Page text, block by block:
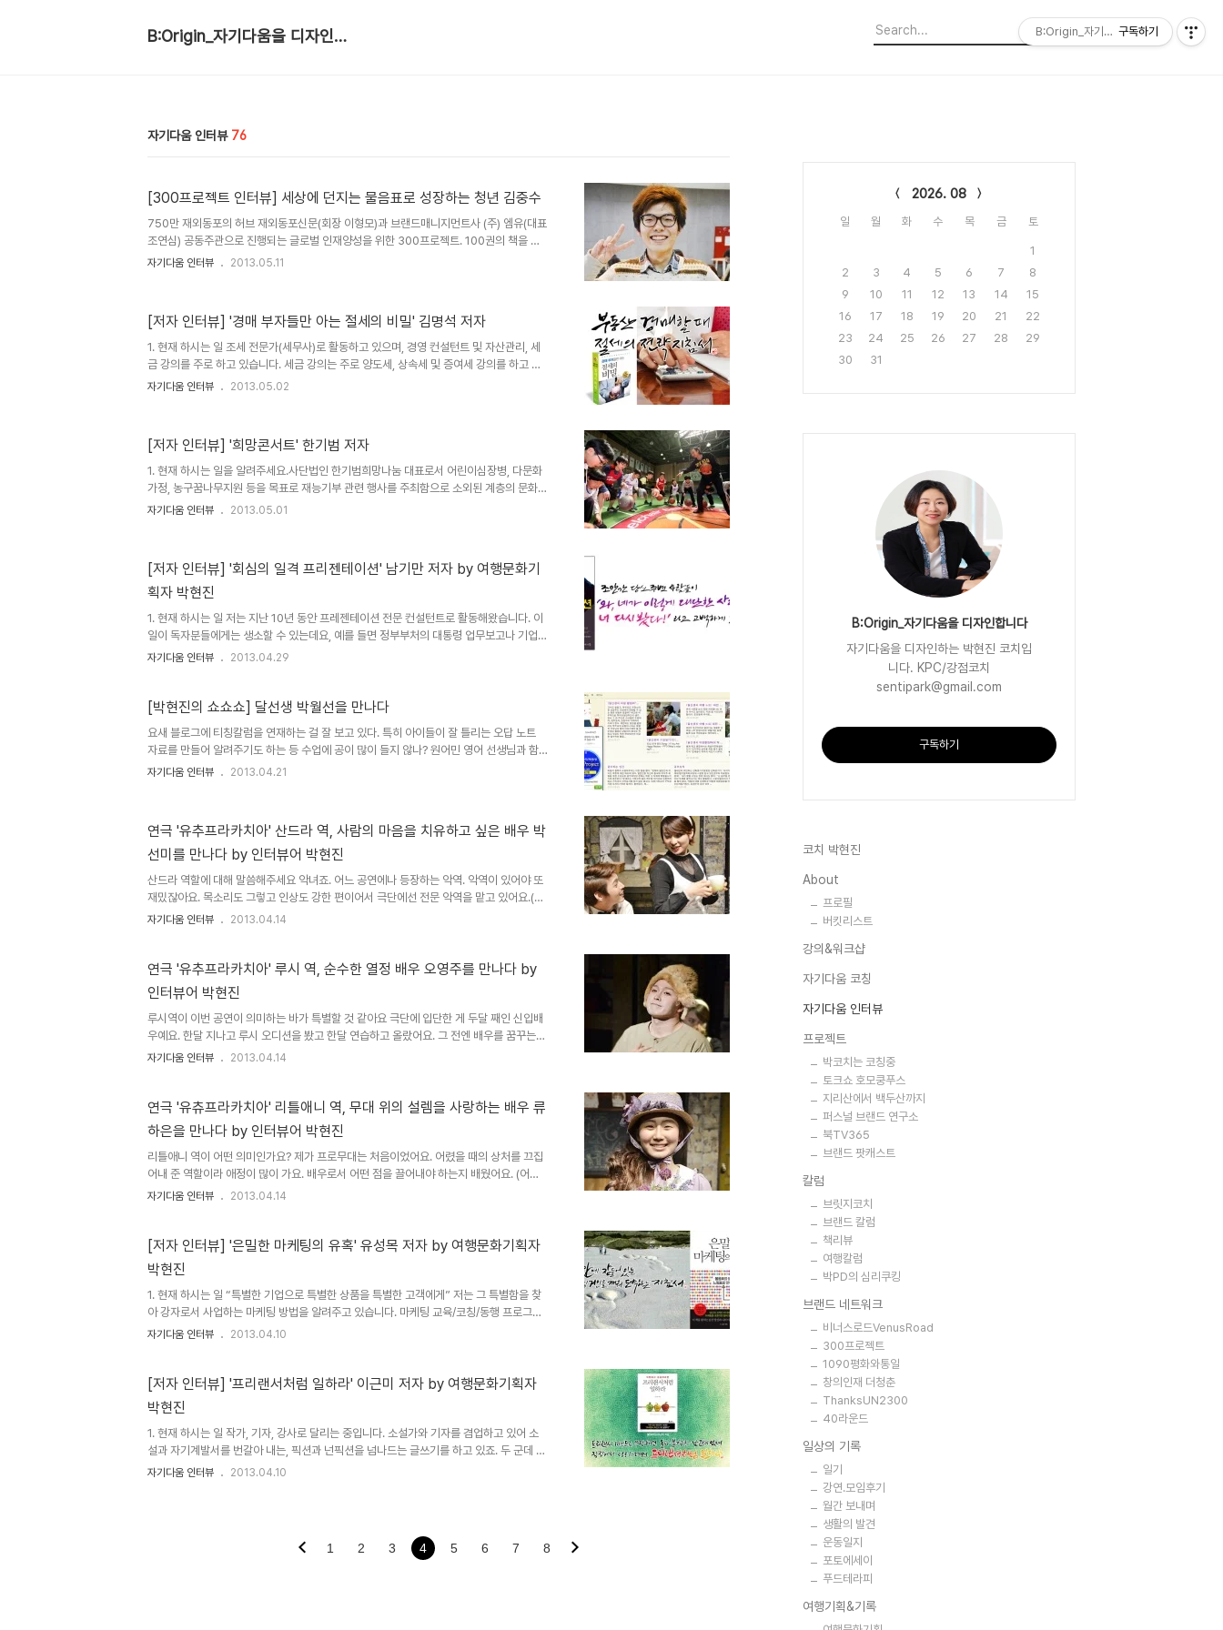
B:Origin_자기다움을 디자인합니다
자기다움 인터뷰 76
[300프로젝트 인터뷰] 세상에 던지는 물음표로 성장하는 청년 김중수
750만 재외동포의 허브 재외동포신문(회장 이형모)과 브랜드매니지먼트사 (주) 엠유(대표
조연심) 공동주관으로 진행되는 글로벌 인재양성을 위한 300프로젝트. 100권의 책을 읽
고 해당 분야의 지식을 축적하고, 100명의 인터뷰를 통해 인생의 지식을 쌓고, 100개의 칼
씨와 물음표로 세상에 질문을 던지는 김중수 씨가 그 주인공이다. 엠유는 이 지면에서 그들
의 목표달성 전략과 노하우를 인터뷰로 다루었다. 다음은 칼럼 100편을 완성한 물음표..
자기다움 인터뷰 2013.05.11
[저자 인터뷰] '경매 부자들만 아는 절세의 비밀' 김명석 저자
1. 현재 하시는 일 조세 전문가(세무사)로 활동하고 있으며, 경영 컨설턴트 및 자산관리, 세
금 강의를 주로 하고 있습니다. 세금 강의는 주로 양도세, 상속세 및 증여세 강의를 하고 있
구요. 경매 전문 학원인 지지옥션에서 강사로 활동하고 있습니다. 캘리그래피_석산 진성영
경매를 통해서 수익을 남기기 위해서 반드시 세금을 공부해야 합니다. 강의 현장에서 경매
를 통해서 세금을 줄일 수 있는 방법을 많이 질문 받습니다. 이에 대한 시원한 답을 하기..
자기다움 인터뷰 2013.05.02
[저자 인터뷰] '희망콘서트' 한기범 저자
1. 현재 하시는 일을 알려주세요.사단법인 한기범희망나눔 대표로서 어린이심장병, 다문화
가정, 농구꿈나무지원 등을 목표로 재능기부 관련 행사를 주최함으로 소외된 계층의 문화,
및 생활수준을 높여주기 위한 행사들을 진행하고 있습니다.스포츠라는 재능을 통해 많은 행
는 말이 있다면요?저는 열등 유전자를 가지고 태어 났습니다. 남 보다 뛰어난 재능이 있는
것도 아니고 남보다 머리가 좋았던 것은 더더욱 아닙니다. 저는 지금도 열등한 유전자를 가
지고 있으면서운..
자기다움 인터뷰 2013.05.01
[저자 인터뷰] '회심의 일격 프리젠테이션' 남기만 저자 by 여행문화기
획자 박현진
1. 현재 하시는 일 저는 지난 10년 동안 프레젠테이션 전문 컨설턴트로 활동해왔습니다. 이
일이 독자분들에게는 생소할 수 있는데요, 예를 들면 정부부처의 대통령 업무보고나 기업
공공기관의 VIP프레젠테이션부터 작게는 개인의 창업 프레젠테이션까지 고객분들이 프레
코칭에 이르기까지 최상의 프레젠테이션을 위한 모든 서비스를 제공하는 것입니다. 하지만
족들의 삶 까지도 완전히 뒤바꾸어 놓을 수 있다는 사실을 깨달았습니다. 그 후 나의 이런
특별한 경력과..
자기다움 인터뷰 2013.04.29
[박현진의 쇼쇼쇼] 달선생 박월선을 만나다
요새 블로그에 티칭칼럼을 연재하는 걸 잘 보고 있다. 특히 아이들이 잘 틀리는 오답 노트
자료를 만들어 알려주기도 하는 등 수업에 공이 많이 들지 않나? 원어민 영어 선생님과 함
께 수업을 준비하면서 커뮤니케이션을하는데, 우리 아이들이 문장의 마침표를 잘 빼먹는다
꼼하다 보니 애들이 잘 틀리는 내용을 파워포인트로 정리해서 보여준다. 아이들 자극하고
틀리더라도 시도하게끔 해야 하는데 한편으로는 작은 것에 트집을 잡는 게 옳은지 생각하기
도 한다. 교육..
자기다움 인터뷰 2013.04.21
연극 '유추프라카치아' 산드라 역, 사람의 마음을 치유하고 싶은 배우 박
선미를 만나다 by 인터뷰어 박현진
산드라 역할에 대해 말씀해주세요 악녀죠. 어느 공연에나 등장하는 악역. 악역이 있어야 또
재밌잖아요. 목소리도 그렇고 인상도 강한 편이어서 극단에선 전문 악역을 맡고 있어요.(웃
음) (악역을 많이 하는 게 불만스럽진 않은지..) 오래 전엔 그런 생각도 했었는데 이젠 인정
할만 7년째인데 할수록 재미있어요. 하면서 아직까지도 역할의 새로운 발견을 해요. 사진_
북투니스트 조하나 공연하면서 잊을 수 없는 실수가 있다면요? 공연하다보면 수도 없죠. 실
수는. 대사 실수가 대표적이고 애드립으로 처리 하는 경우가 있고요, 유추프라카치아에서는
..
자기다움 인터뷰 2013.04.14
연극 '유추프라카치아' 루시 역, 순수한 열정 배우 오영주를 만나다 by
인터뷰어 박현진
루시역이 이번 공연이 의미하는 바가 특별할 것 같아요 극단에 입단한 게 두달 째인 신입배
우예요. 한달 지나고 루시 오디션을 봤고 한달 연습하고 올랐어요. 그 전엔 배우를 꿈꾸는
학생이었고요. (머리까지 노랗게 탈색하셨다고 들었는데..) 모든걸 쏟자는 마음가짐으로 임
가 전달 됐을 때. 피드백 들을 때, 제가 하는 일에 보람을 느껴요. 사진_북투니스트 조하나
예술가로서 영감은 어디서 받아요? 연기를 못한다고 스스로 최면을 걸어요. (오 의외의 방
법이네요? 보통 자신감을 키우려고 하는데) 잘 한다고 생각하면 게을러 지는 것 같아요...
자기다움 인터뷰 2013.04.14
연극 '유츄프라카치아' 리틀애니 역, 무대 위의 설렘을 사랑하는 배우 류
하은을 만나다 by 인터뷰어 박현진
리틀애니 역이 어떤 의미인가요? 제가 프로무대는 처음이었어요. 어렸을 때의 상처를 끄집
어내 준 역할이라 애정이 많이 가요. 배우로서 어떤 점을 끌어내야 하는지 배웠어요. (어렸
을 때 상처가 어떤건지 물어봐도 되요?) 어렸을 때 아버지와의 사이가 좋지 않았어요. 아버
런 마음을 보듬고 싶었어요. 무대 위에서 잊을 수 없는 실수 첫 공연 때였어요. 암전 때 바쁘
게 움직이거든요. 의사와 부딪혀 코피가 났어요. 코피가 막 흐르는데 다음 씬이 다행이 자전
거 뒷좌석에 앉아있는 거였어요. 앞의 배우 등에 얼굴을 파묻고 흐르는 코피를 으면서 연..
자기다움 인터뷰 2013.04.14
[저자 인터뷰] '은밀한 마케팅의 유혹' 유성목 저자 by 여행문화기획자
박현진
1. 현재 하시는 일 “특별한 기업으로 특별한 상품을 특별한 고객에게” 저는 그 특별함을 찾
아 강자로서 사업하는 마케팅 방법을 알려주고 있습니다. 마케팅 교육/코칭/동행 프로그램
을 통해 작은기업이 세상을 향해 도약하는 발판이 되어주고 있습니다. 저는 5가지 키워드를
수 있는 동기를 부여하여 마인드. 고객의 마음을 움직인다 2. 책을 쓰게 된 이유와 독자에게
전하는 말 스마트시대 고객의 라이프스타일에 전반적인 변화가 왔습니다. 그렇다면 그에따
른 마케팅도 변화하여야 합니다. 하지만, 대부분 작은기업은 경험에 의존한 마케팅, 학문에
의..
자기다움 인터뷰 2013.04.10
[저자 인터뷰] '프리랜서처럼 일하라' 이근미 저자 by 여행문화기획자
박현진
1. 현재 하시는 일 작가, 기자, 강사로 달리는 중입니다. 소설가와 기자를 겸업하고 있어 소
설과 자기계발서를 번갈아 내는, 픽션과 넌픽션을 넘나드는 글쓰기를 하고 있죠. 두 군데 매
체에 객원기자와 편집위원으로 기사를 쓰고, 작가로서 에세이와 칼럼을 기고하는 중입니다.
나올 예정이고, 7월경에 자기계발서를 발간할 예정입니다. 프리랜서처럼 일하라 국내도서
저자 : 이근미 출판 : 쌤앤파커스 2012.09.05상세보기 2. 책을 쓰게 된 이유와 독..
자기다움 인터뷰 2013.04.10
1 2 3 4 5 6 7 8
2026. 08
일 월 화 수 목 금 토
1
2
3 4 5 6 7
8
9
10 11 12 13 14
15
16
17 18 19 20 21
22
23
24 25 26 27 28
29
30
31
B:Origin_자기다움을 디자인합니다
자기다움을 디자인하는 박현진 코치입
니다. KPC/강점코치
sentipark@gmail.com
구독하기
코치 박현진
About
프로필
버킷리스트
강의&워크샵
자기다움 코칭
자기다움 인터뷰
프로젝트
박코치는 코칭중
토크쇼 호모쿵푸스
지리산에서 백두산까지
퍼스널 브랜드 연구소
북TV365
브랜드 팟캐스트
칼럼
브릿지코치
브랜드 칼럼
책리뷰
여행칼럼
박PD의 심리쿠킹
브랜드 네트워크
비너스로드VenusRoad
300프로젝트
1090평화와통일
창의인재 더청춘
ThanksUN2300
40라운드
일상의 기록
일기
강연.모임후기
월간 보내며
생활의 발견
운동일지
포토에세이
푸드테라피
여행기획&기록
B:Origin_자기다움을 디자인합니다
구독하기